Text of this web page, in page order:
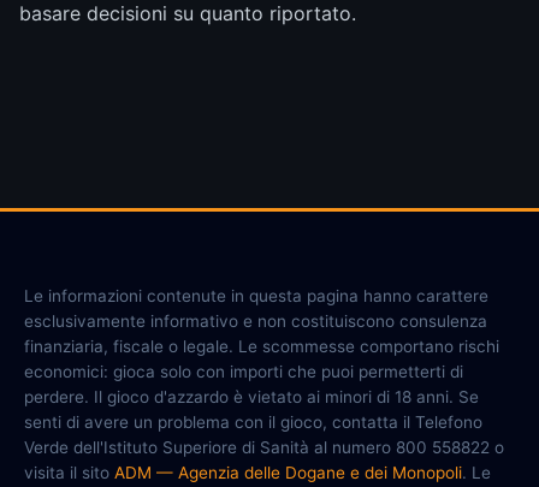
basare decisioni su quanto riportato.
Le informazioni contenute in questa pagina hanno carattere
esclusivamente informativo e non costituiscono consulenza
finanziaria, fiscale o legale. Le scommesse comportano rischi
economici: gioca solo con importi che puoi permetterti di
perdere. Il gioco d'azzardo è vietato ai minori di 18 anni. Se
senti di avere un problema con il gioco, contatta il Telefono
Verde dell'Istituto Superiore di Sanità al numero 800 558822 o
visita il sito ADM — Agenzia delle Dogane e dei Monopoli. Le